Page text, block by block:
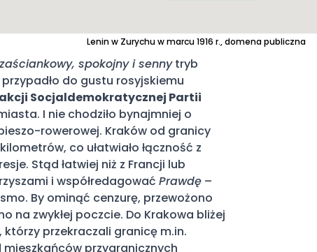
Lenin w Zurychu w marcu 1916 r., domena publiczna
zaściankowy, spokojny i sennytryb
do gustu rosyjskiemu
Socjaldemokratycznej Partii
I nie chodziło bynajmniej o
rowerowej. Kraków od granicy
co ułatwiało łączność z
Stąd łatwiej niż z Francji lub
i współredagować Prawdę –
By ominąć cenzurę, przewożono
zwykłej poczcie. Do Krakowa bliżej
przekraczali granicę m.in.
przygranicznych